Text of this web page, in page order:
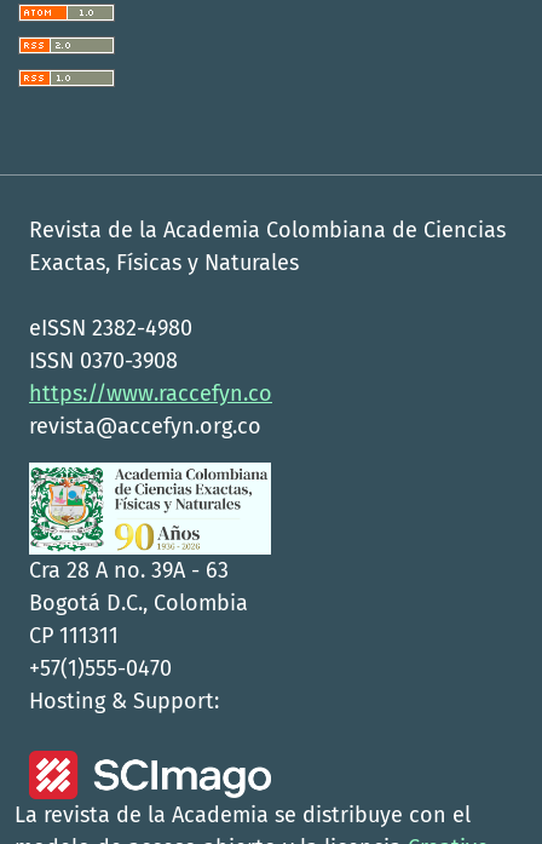
Revista de la Academia Colombiana de Ciencias
Exactas, Físicas y Naturales
eISSN 2382-4980
ISSN 0370-3908
https://www.raccefyn.co
revista@accefyn.org.co
Cra 28 A no. 39A - 63
Bogotá D.C., Colombia
CP 111311
+57(1)555-0470
Hosting & Support:
La revista de la Academia se distribuye con el